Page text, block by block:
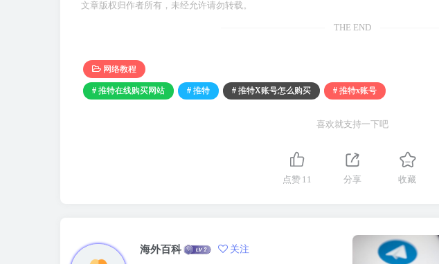
文章版权归作者所有，未经允许请勿转载。
THE END
网络教程
# 推特在线购买网站 # 推特 # 推特X账号怎么购买 # 推特x账号
喜欢就支持一下吧
点赞 11 分享 收藏
海外百科 关注